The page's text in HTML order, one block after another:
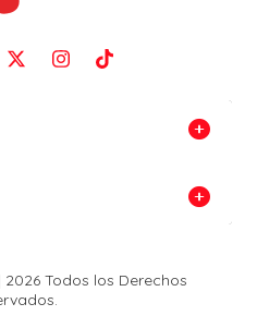
Todos los Derechos